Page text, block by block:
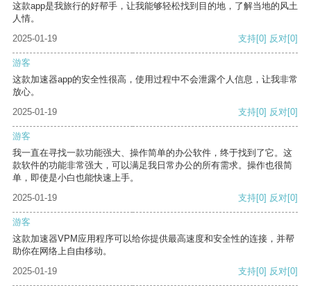
这款app是我旅行的好帮手，让我能够轻松找到目的地，了解当地的风土
人情。
2025-01-19
支持[0] 反对[0]
游客
这款加速器app的安全性很高，使用过程中不会泄露个人信息，让我非常
放心。
2025-01-19
支持[0] 反对[0]
游客
我一直在寻找一款功能强大、操作简单的办公软件，终于找到了它。这
款软件的功能非常强大，可以满足我日常办公的所有需求。操作也很简
单，即使是小白也能快速上手。
2025-01-19
支持[0] 反对[0]
游客
这款加速器VPM应用程序可以给你提供最高速度和安全性的连接，并帮
助你在网络上自由移动。
2025-01-19
支持[0] 反对[0]